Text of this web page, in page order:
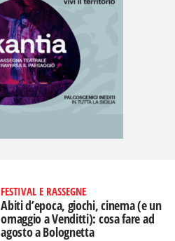
FESTIVAL E RASSEGNE
Abiti d’epoca, giochi, cinema (e un
omaggio a Venditti): cosa fare ad
agosto a Bolognetta